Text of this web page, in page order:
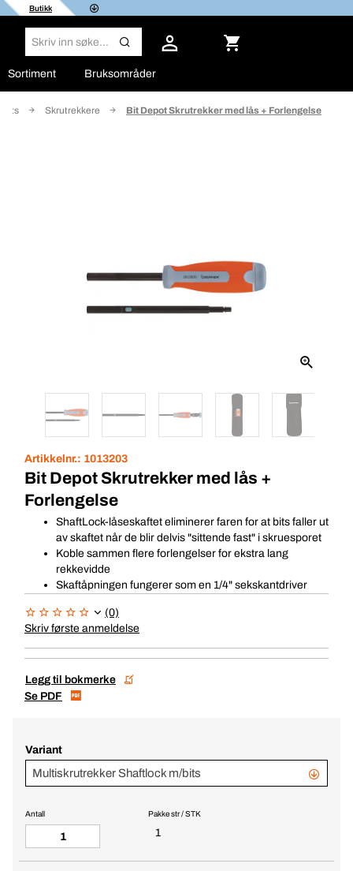
Butikk
Sortiment Bruksområder
bits Skrutrekkere Bit Depot Skrutrekker med lås + Forlengelse
Artikkelnr.: 1013203
Bit Depot Skrutrekker med lås +
Forlengelse
ShaftLock-låseskaftet eliminerer faren for at bits faller ut
av skaftet når de blir delvis "sittende fast" i skruesporet
Koble sammen flere forlengelser for ekstra lang
rekkevidde
Skaftåpningen fungerer som en 1/4" sekskantdriver
(0)
Skriv første anmeldelse
Legg til bokmerke
Se PDF
Variant
Multiskrutrekker Shaftlock m/bits
Pakke str / STK
1
Antall